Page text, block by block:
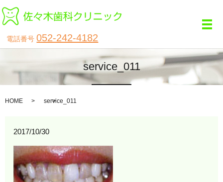
電話番号052-242-4182
メ
service_011
HOME service_011
2017/10/30